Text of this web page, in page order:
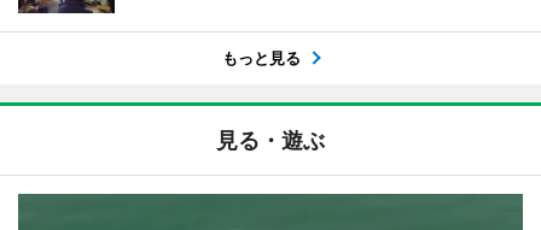
もっと見る
見る・遊ぶ